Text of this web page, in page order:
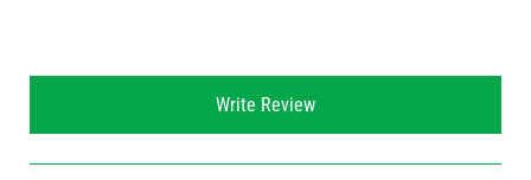
Write Review